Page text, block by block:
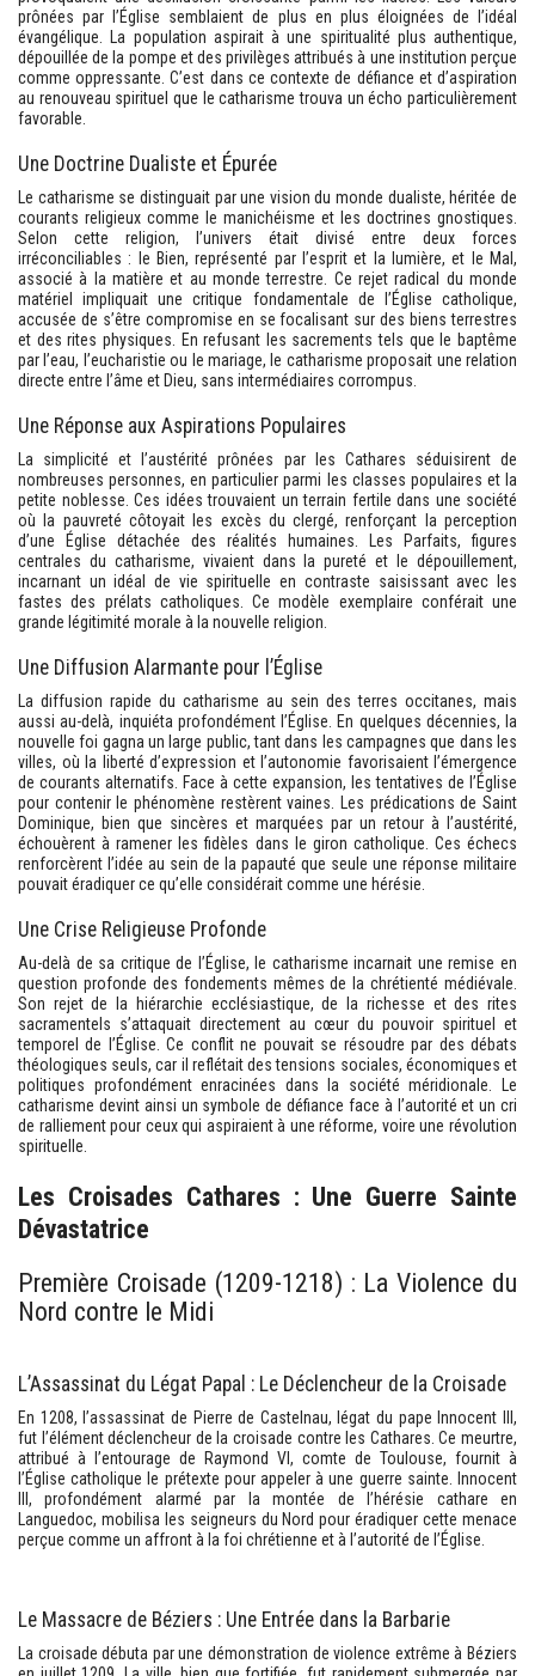
prônées par l’Église semblaient de plus en plus éloignées de l’idéal
évangélique. La population aspirait à une spiritualité plus authentique,
dépouillée de la pompe et des privilèges attribués à une institution perçue
comme oppressante. C’est dans ce contexte de défiance et d’aspiration
au renouveau spirituel que le catharisme trouva un écho particulièrement
favorable.
Une Doctrine Dualiste et Épurée
Le catharisme se distinguait par une vision du monde dualiste, héritée de
courants religieux comme le manichéisme et les doctrines gnostiques.
Selon cette religion, l’univers était divisé entre deux forces
irréconciliables : le Bien, représenté par l’esprit et la lumière, et le Mal,
associé à la matière et au monde terrestre. Ce rejet radical du monde
matériel impliquait une critique fondamentale de l’Église catholique,
accusée de s’être compromise en se focalisant sur des biens terrestres
et des rites physiques. En refusant les sacrements tels que le baptême
par l’eau, l’eucharistie ou le mariage, le catharisme proposait une relation
directe entre l’âme et Dieu, sans intermédiaires corrompus.
Une Réponse aux Aspirations Populaires
La simplicité et l’austérité prônées par les Cathares séduisirent de
nombreuses personnes, en particulier parmi les classes populaires et la
petite noblesse. Ces idées trouvaient un terrain fertile dans une société
où la pauvreté côtoyait les excès du clergé, renforçant la perception
d’une Église détachée des réalités humaines. Les Parfaits, figures
centrales du catharisme, vivaient dans la pureté et le dépouillement,
incarnant un idéal de vie spirituelle en contraste saisissant avec les
fastes des prélats catholiques. Ce modèle exemplaire conférait une
grande légitimité morale à la nouvelle religion.
Une Diffusion Alarmante pour l’Église
La diffusion rapide du catharisme au sein des terres occitanes, mais
aussi au-delà, inquiéta profondément l’Église. En quelques décennies, la
nouvelle foi gagna un large public, tant dans les campagnes que dans les
villes, où la liberté d’expression et l’autonomie favorisaient l’émergence
de courants alternatifs. Face à cette expansion, les tentatives de l’Église
pour contenir le phénomène restèrent vaines. Les prédications de Saint
Dominique, bien que sincères et marquées par un retour à l’austérité,
échouèrent à ramener les fidèles dans le giron catholique. Ces échecs
renforcèrent l’idée au sein de la papauté que seule une réponse militaire
pouvait éradiquer ce qu’elle considérait comme une hérésie.
Une Crise Religieuse Profonde
Au-delà de sa critique de l’Église, le catharisme incarnait une remise en
question profonde des fondements mêmes de la chrétienté médiévale.
Son rejet de la hiérarchie ecclésiastique, de la richesse et des rites
sacramentels s’attaquait directement au cœur du pouvoir spirituel et
temporel de l’Église. Ce conflit ne pouvait se résoudre par des débats
théologiques seuls, car il reflétait des tensions sociales, économiques et
politiques profondément enracinées dans la société méridionale. Le
catharisme devint ainsi un symbole de défiance face à l’autorité et un cri
de ralliement pour ceux qui aspiraient à une réforme, voire une révolution
spirituelle.
Les Croisades Cathares : Une Guerre Sainte
Dévastatrice
Première Croisade (1209-1218) : La Violence du
Nord contre le Midi
L’Assassinat du Légat Papal : Le Déclencheur de la Croisade
En 1208, l’assassinat de Pierre de Castelnau, légat du pape Innocent III,
fut l’élément déclencheur de la croisade contre les Cathares. Ce meurtre,
attribué à l’entourage de Raymond VI, comte de Toulouse, fournit à
l’Église catholique le prétexte pour appeler à une guerre sainte. Innocent
III, profondément alarmé par la montée de l’hérésie cathare en
Languedoc, mobilisa les seigneurs du Nord pour éradiquer cette menace
perçue comme un affront à la foi chrétienne et à l’autorité de l’Église.
Le Massacre de Béziers : Une Entrée dans la Barbarie
La croisade débuta par une démonstration de violence extrême à Béziers